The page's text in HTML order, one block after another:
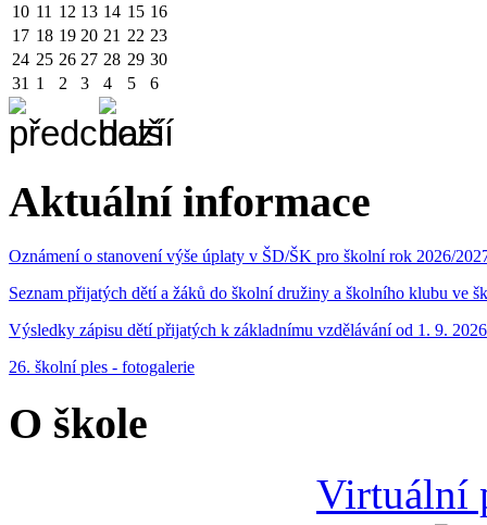
10 11 12 13 14 15 16
17 18 19 20 21 22 23
24 25 26 27 28 29 30
31 1 2 3 4 5 6
Aktuální informace
Oznámení o stanovení výše úplaty v ŠD/ŠK pro školní rok 2026/
Seznam přijatých dětí a žáků do školní družiny a školního klubu ve
Výsledky zápisu dětí přijatých k základnímu vzdělávání od 1. 9. 2026
26. školní ples - fotogalerie
O škole
Virtuální